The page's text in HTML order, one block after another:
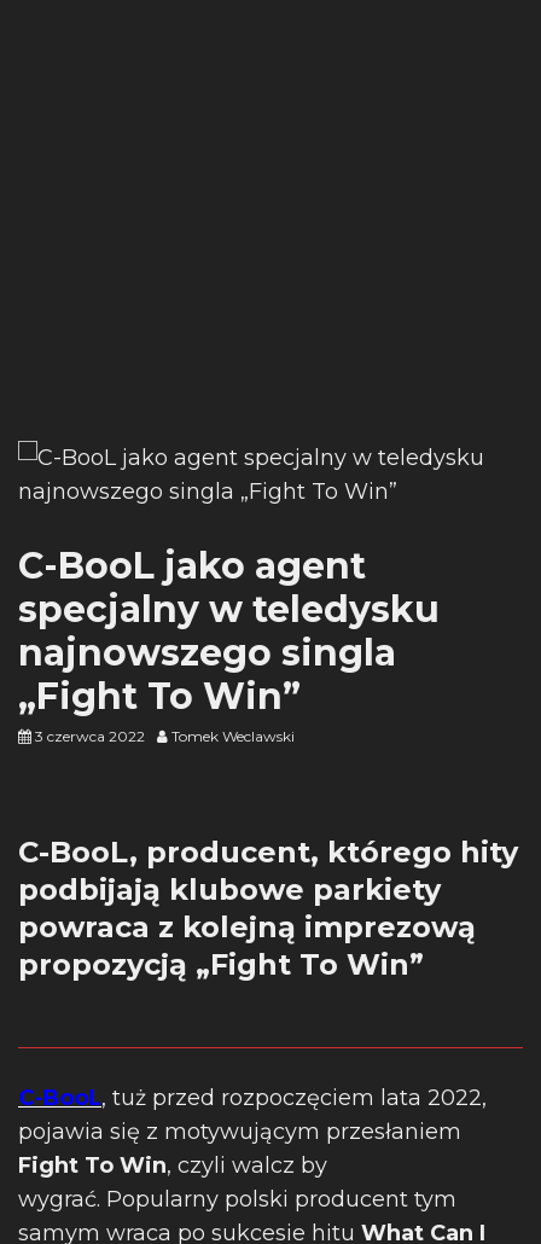
C-BooL jako agent
specjalny w teledysku
najnowszego singla
„Fight To Win”
3 czerwca 2022 Tomek Weclawski
C-BooL, producent, którego hity
podbijają klubowe parkiety
powraca z kolejną imprezową
propozycją „Fight To Win”
C-BooL, tuż przed rozpoczęciem lata 2022,
pojawia się z motywującym przesłaniem
Fight To Win, czyli walcz by
wygrać. Popularny polski producent tym
samym wraca po sukcesie hitu What Can I